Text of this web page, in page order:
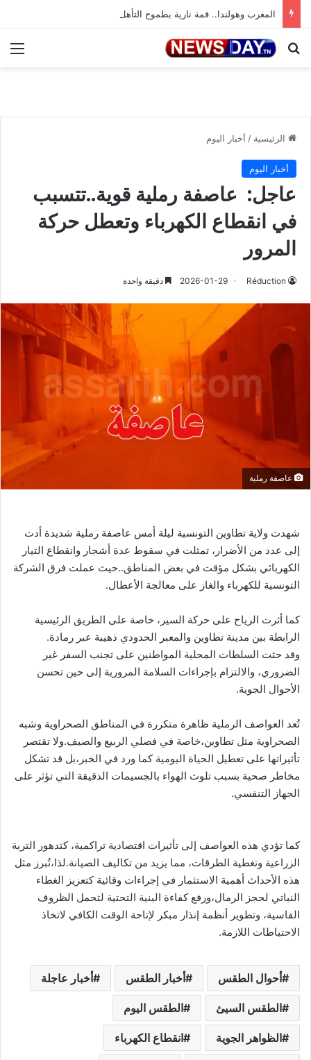
المغرب وهولندا.. قمة نارية بطموح التأهل إلى ثمن النهائي
بحث عن
الرئيسية / أخبار اليوم
أخبار اليوم
عاجل: عاصفة رملية قوية..تتسبب
في انقطاع الكهرباء وتعطل حركة
المرور
Réduction
2026-01-29 دقيقة واحدة
عاصفة رملية
شهدت ولاية تطاوين التونسية ليلة أمس عاصفة رملية شديدة أدت
إلى عدد من الأضرار، تمثلت في سقوط عدة أشجار وانقطاع التيار
الكهربائي بشكل مؤقت في بعض المناطق..حيث عملت فرق الشركة
التونسية للكهرباء والغاز على معالجة الأعطال.
كما أثرت الرياح على حركة السير، خاصة على الطريق الرئيسية
الرابطة بين مدينة تطاوين والمعبر الحدودي ذهيبة عبر رمادة.
وقد حثت السلطات المحلية المواطنين على تجنب السفر غير
الضروري، والالتزام بإجراءات السلامة المرورية إلى حين تحسن
الأحوال الجوية.
تُعد العواصف الرملية ظاهرة متكررة في المناطق الصحراوية وشبه
الصحراوية مثل تطاوين،خاصة في فصلي الربيع والصيف.ولا تقتصر
تأثيراتها على تعطيل الحياة اليومية كما ورد في الخبر،بل قد تشكل
مخاطر صحية بسبب تلوث الهواء بالجسيمات الدقيقة التي تؤثر على
الجهاز التنفسي.
كما تؤدي هذه العواصف إلى تأثيرات اقتصادية تراكمية، كتدهور التربة
الزراعية وتغطية الطرقات، مما يزيد من تكاليف الصيانة.لذا،تُبرز مثل
هذه الأحداث أهمية الاستثمار في إجراءات وقائية كتعزيز الغطاء
النباتي لحجز الرمال،ورفع كفاءة البنية التحتية لتحمل الظروف
القاسية، وتطوير أنظمة إنذار مبكر لإتاحة الوقت الكافي لاتخاذ
الاحتياطات اللازمة.
أحوال الطقس أخبار الطقس أخبار عاجلة
الطقس السيئ الطقس اليوم
الظواهر الجوية انقطاع الكهرباء